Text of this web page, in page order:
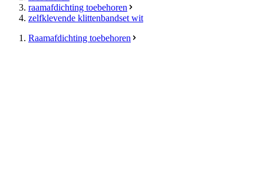
raamafdichting toebehoren
zelfklevende klittenbandset wit
Raamafdichting toebehoren